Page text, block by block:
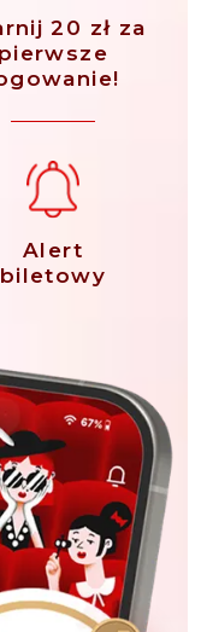
20 zł za
pierwsze
Alert
biletowy